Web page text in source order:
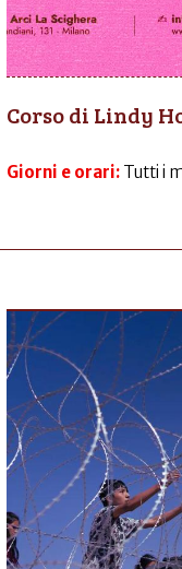
Corso di Lindy
Giorni e orari: Tutti i